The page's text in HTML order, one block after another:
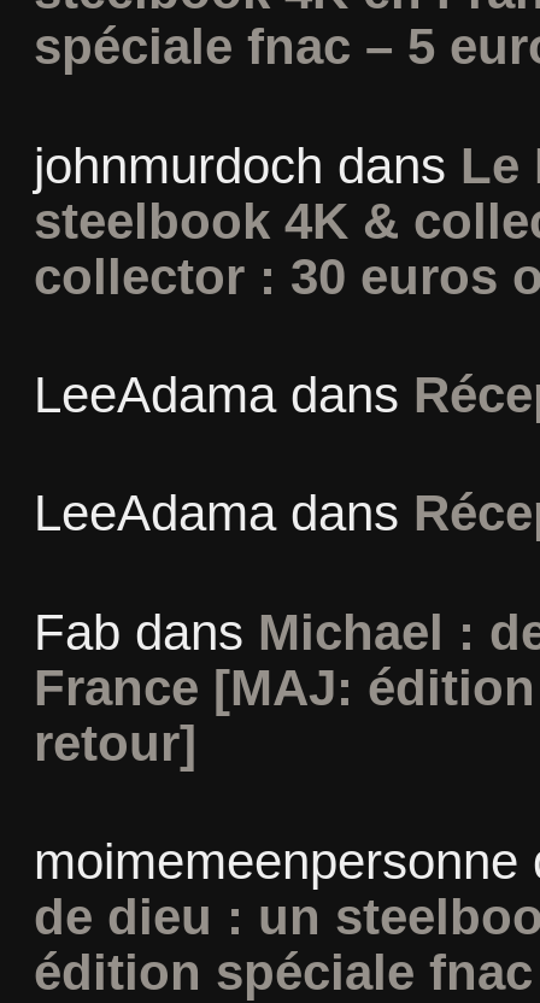
spéciale fnac – 5
johnmurdoch dans Le
steelbook 4K &
collector : 30 euros
LeeAdamadans
LeeAdamadans
Fab dans Michael :
France [MAJ:
retour]
moimemeenpersonne
de dieu : un
édition spéciale